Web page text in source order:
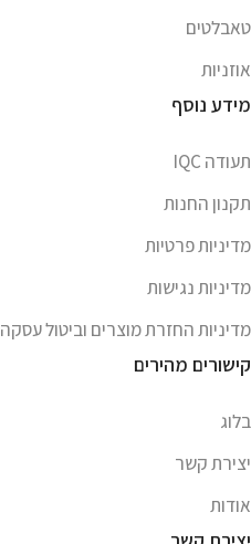
טאבלטים
אוזניות
מידע נוסף
תעודה IQC
תקנון החנות
מדיניות פרטיות
מדיניות נגישות
מדיניות החזרת מוצרים וביטול עסקה
קישורים מהירים
בלוג
יצירת קשר
אודות